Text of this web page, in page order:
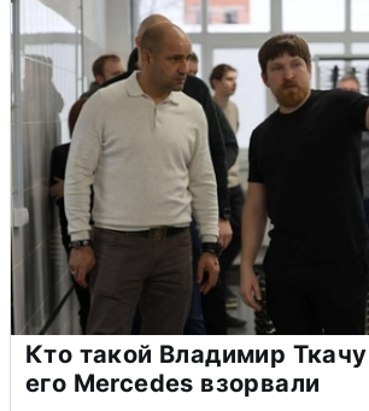
Кто такой Владимир
его Mercedes взорвали